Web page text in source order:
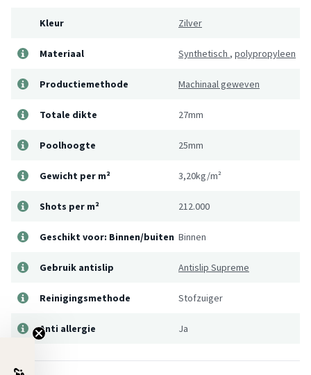
Kleur Zilver
Materiaal Synthetisch , polypropyleen
Productiemethode Machinaal geweven
Totale dikte 27mm
Poolhoogte 25mm
Gewicht per m² 3,20kg/m²
Shots per m² 212.000
Geschikt voor: Binnen/buiten Binnen
Gebruik antislip Antislip Supreme
Reinigingsmethode Stofzuiger
Anti allergie Ja